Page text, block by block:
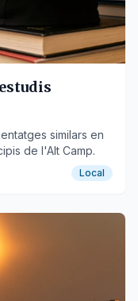
similars en
de l'Alt Camp.
Local